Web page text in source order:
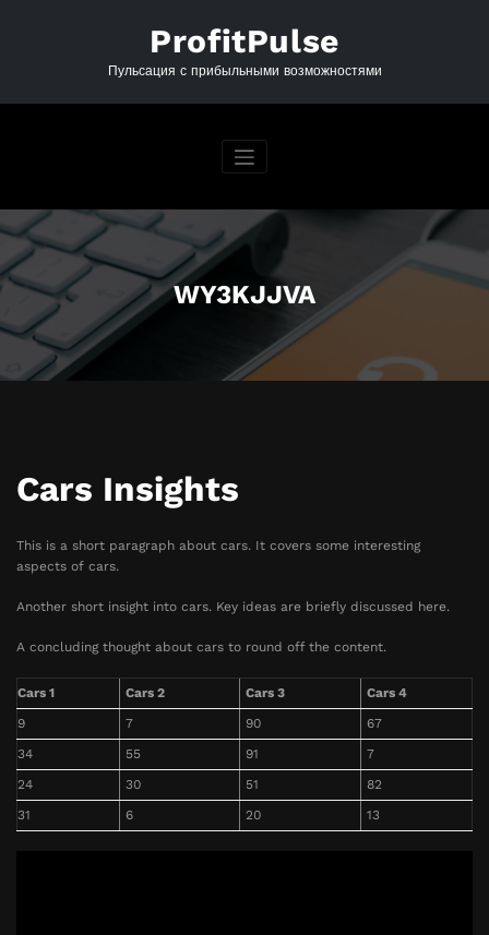
ProfitPulse
Пульсация с прибыльными возможностями
WY3KJJVA
Cars Insights
This is a short paragraph about cars. It covers some interesting
aspects of cars.
Another short insight into cars. Key ideas are briefly discussed here.
A concluding thought about cars to round off the content.
Cars 1 Cars 2 Cars 3
Cars 4
9
7 90
67
34
55 91
7
24
30 51
82
31
6 20 13